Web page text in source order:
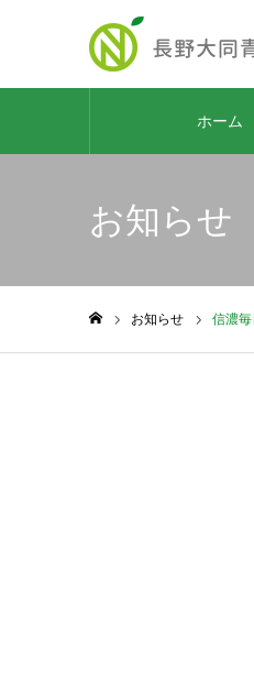
ホーム
お知らせ
お知らせ 信濃